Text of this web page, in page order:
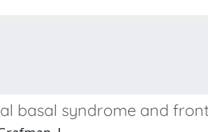
basal syndrome and